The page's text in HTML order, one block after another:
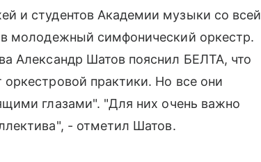
и студентов Академии музыки со всей
молодежный симфонический оркестр.
Александр Шатов пояснил БЕЛТА, что
практики. Но все они
глазами". "Для них очень важно
- отметил Шатов.